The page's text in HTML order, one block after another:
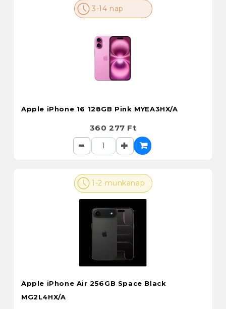
3-14 nap
Apple iPhone 16 128GB Pink MYEA3HX/A
360 277 Ft
1-2 munkanap
Apple iPhone Air 256GB Space Black
MG2L4HX/A